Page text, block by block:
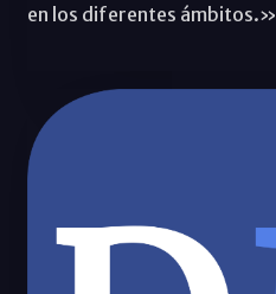
en los diferentes ámbitos.»